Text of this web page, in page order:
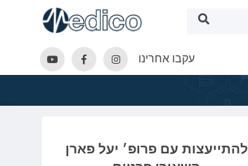
עקבו אחרינו
להתייעצות עם פרופ׳ יעל פארן